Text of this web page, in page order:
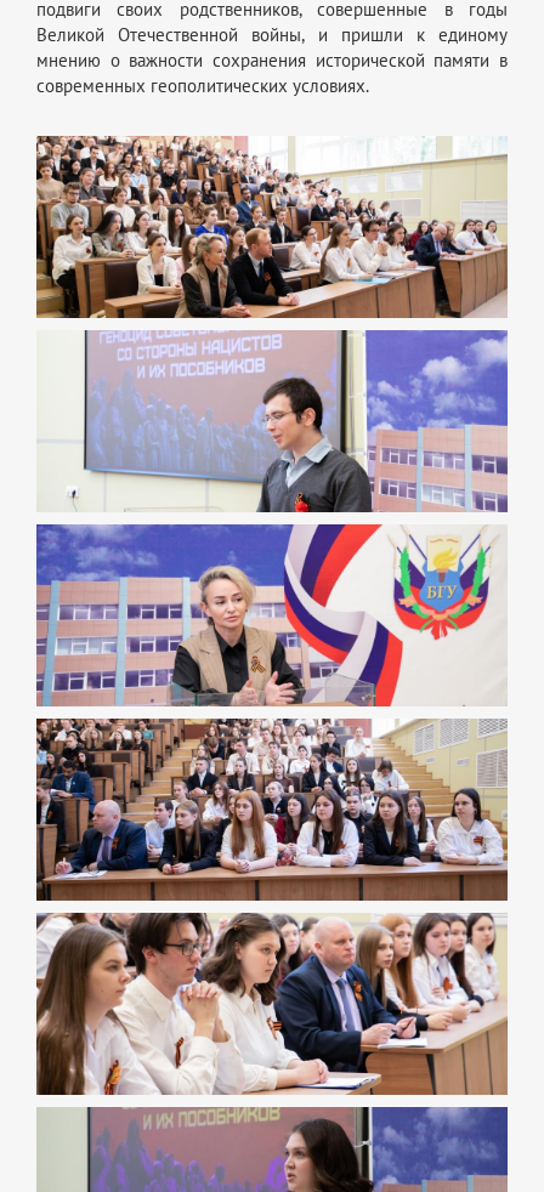
подвиги своих родственников, совершенные в годы
Великой Отечественной войны, и пришли к единому
мнению о важности сохранения исторической памяти в
современных геополитических условиях.